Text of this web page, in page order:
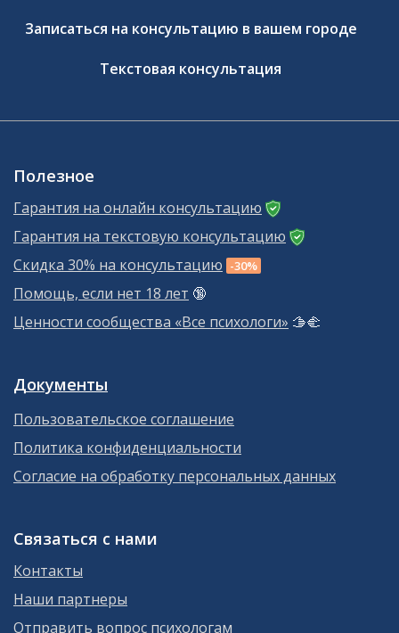
Записаться на консультацию в вашем городе
Текстовая консультация
Полезное
Гарантия на онлайн консультацию
Гарантия на текстовую консультацию
Скидка 30% на консультацию -30%
Помощь, если нет 18 лет 🔞
Ценности сообщества «Все психологи» 🫱‍🫲
Документы
Пользовательское соглашение
Политика конфиденциальности
Согласие на обработку персональных данных
Связаться с нами
Контакты
Наши партнеры
Отправить вопрос психологам